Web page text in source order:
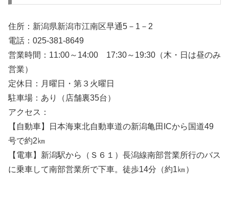
住所：新潟県新潟市江南区早通5－1－2
電話：025-381-8649
営業時間：11:00～14:00 17:30～19:30（木・日は昼のみ
営業）
定休日：月曜日・第３火曜日
駐車場：あり（店舗裏35台）
アクセス：
【自動車】日本海東北自動車道の新潟亀田ICから国道49
号で約2㎞
【電車】新潟駅から（Ｓ６１）長潟線南部営業所行のバス
に乗車して南部営業所で下車。徒歩14分（約1㎞）